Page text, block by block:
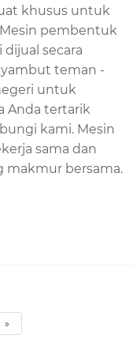
khusus untuk
pembentuk
secara
teman -
untuk
Anda tertarik
kami. Mesin
sama dan
makmur bersama.
»